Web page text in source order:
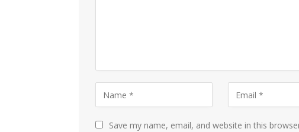
Save my name, email, and website in this